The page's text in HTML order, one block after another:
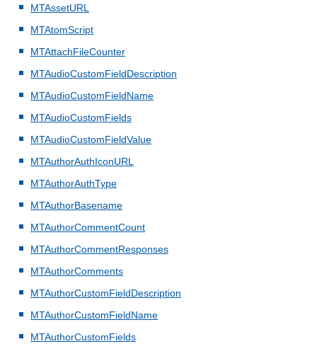
MTAssetURL
MTAtomScript
MTAttachFileCounter
MTAudioCustomFieldDescription
MTAudioCustomFieldName
MTAudioCustomFields
MTAudioCustomFieldValue
MTAuthorAuthIconURL
MTAuthorAuthType
MTAuthorBasename
MTAuthorCommentCount
MTAuthorCommentResponses
MTAuthorComments
MTAuthorCustomFieldDescription
MTAuthorCustomFieldName
MTAuthorCustomFields